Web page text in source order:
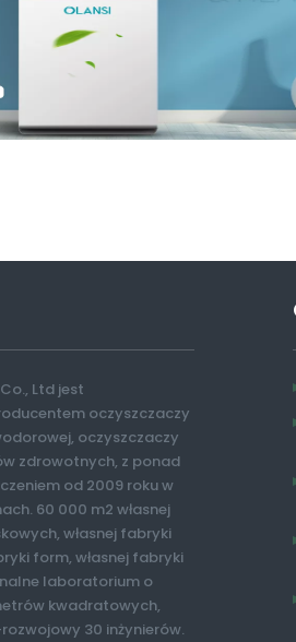
Ltd jest
oczyszczaczy
oczyszczaczy
zdrowotnych, z ponad
od 2009 roku w
60 000 m2 własnej
własnej fabryki
form, własnej fabryki
laboratorium o
kwadratowych,
30 inżynierów.